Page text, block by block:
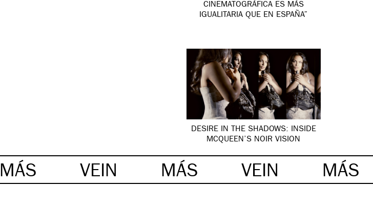
CINEMATOGRÁFICA ES MÁS
IGUALITARIA QUE EN ESPAÑA”
DESIRE IN THE SHADOWS: INSIDE
MCQUEEN’S NOIR VISION
MÁS VEIN MÁS VEIN MÁS